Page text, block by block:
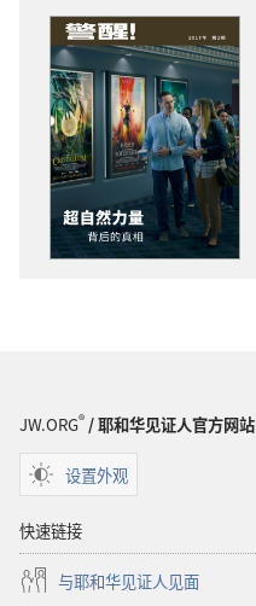
JW.ORG®/ 耶和华见证人官方网站
设置外观
快速链接
与耶和华见证人见面